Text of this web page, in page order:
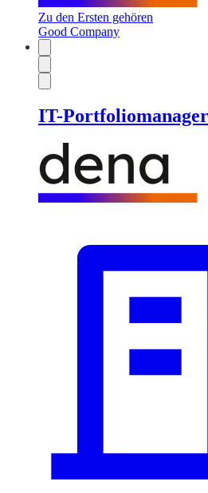
Zu den Ersten gehören
Good Company
IT-